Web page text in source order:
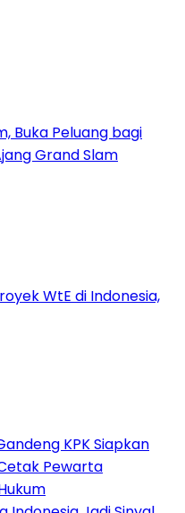
Buka Peluang bagi
Grand Slam
WtE di Indonesia,
KPK Siapkan
Pewarta